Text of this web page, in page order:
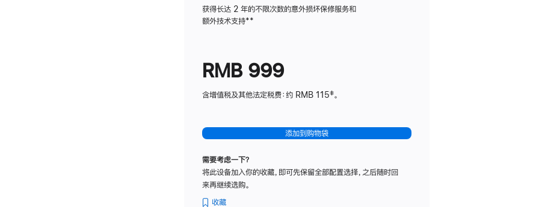
获得长达 2 年的不限次数的意外损坏保修服务和
额外技术支持脚
**
RMB 999
含增值税及其他法定税费：约 RMB 115‡。
添加到购物袋
需要考虑一下？
将此设备加入你的收藏，即可先保留全部配置选择，之后随时回
来再继续选购。
收藏